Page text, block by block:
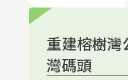
重建榕樹灣
灣碼頭